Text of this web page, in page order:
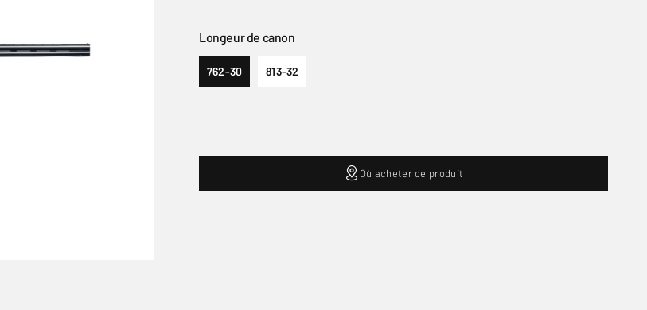
Longeur de canon
762-30 813-32
Où acheter ce produit